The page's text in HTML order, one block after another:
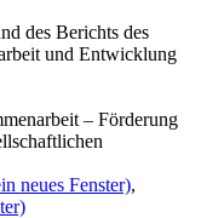
des Berichts des
und Entwicklung
– Förderung
neues Fenster),